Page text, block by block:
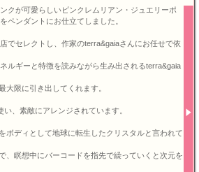
クが可愛らしいピンクレムリアン・ジュエリーポ
ペンダントにお仕立てしました。
でセレクトし、作家のterra&gaiaさんにお任せで依
ルギーと特徴を読みながら生み出されるterra&gaia
大限に引き出してくれます。
、素敵にアレンジされています。
ボディとして地球に転生したクリスタルと言われて
、瞑想中にバーコードを指先で繰っていくと次元を